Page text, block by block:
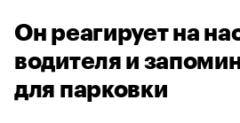
Он реагирует на
водителя и
для парковки